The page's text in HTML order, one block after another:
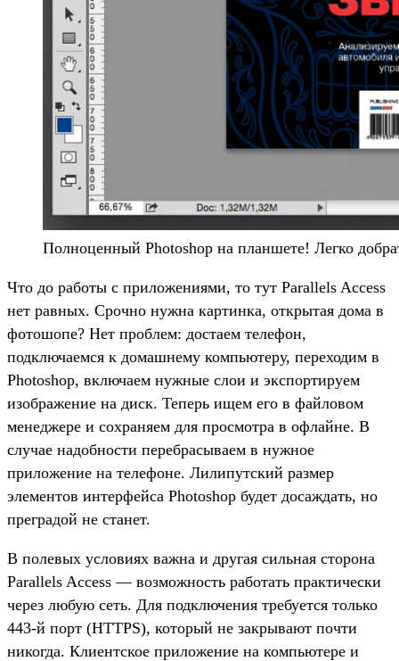
Полноценный Photoshop на планшете! Легко
Что до работы с приложениями, то тут Parallels Access
нет равных. Срочно нужна картинка, открытая дома в
фотошопе? Нет проблем: достаем телефон,
подключаемся к домашнему компьютеру, переходим в
Photoshop, включаем нужные слои и экспортируем
изображение на диск. Теперь ищем его в файловом
менеджере и сохраняем для просмотра в офлайне. В
случае надобности перебрасываем в нужное
приложение на телефоне. Лилипутский размер
элементов интерфейса Photoshop будет досаждать, но
преградой не станет.
В полевых условиях важна и другая сильная сторона
Parallels Access — возможность работать практически
через любую сеть. Для подключения требуется только
443-й порт (HTTPS), который не закрывают почти
никогда. Клиентское приложение на компьютере и